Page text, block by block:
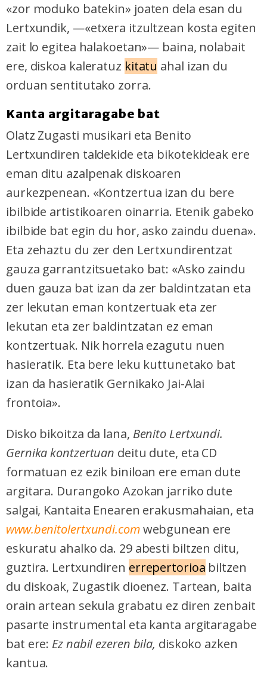
«zor moduko batekin» joaten dela esan du
Lertxundik, —«etxera itzultzean kosta egiten
zait lo egitea halakoetan»— baina, nolabait
ere, diskoa kaleratuz kitatu ahal izan du
orduan sentitutako zorra.
Kanta argitaragabe bat
Olatz Zugasti musikari eta Benito
Lertxundiren taldekide eta bikotekideak ere
eman ditu azalpenak diskoaren
aurkezpenean. «Kontzertua izan du bere
ibilbide artistikoaren oinarria. Etenik gabeko
ibilbide bat egin du hor, asko zaindu duena».
Eta zehaztu du zer den Lertxundirentzat
gauza garrantzitsuetako bat: «Asko zaindu
duen gauza bat izan da zer baldintzatan eta
zer lekutan eman kontzertuak eta zer
lekutan eta zer baldintzatan ez eman
kontzertuak. Nik horrela ezagutu nuen
hasieratik. Eta bere leku kuttunetako bat
izan da hasieratik Gernikako Jai-Alai
frontoia».
Disko bikoitza da lana, Benito Lertxundi.
Gernika kontzertuan deitu dute, eta CD
formatuan ez ezik biniloan ere eman dute
argitara. Durangoko Azokan jarriko dute
salgai, Kantaita Enearen erakusmahaian, eta
www.benitolertxundi.comwebgunean ere
eskuratu ahalko da. 29 abesti biltzen ditu,
guztira. Lertxundiren errepertorioa biltzen
du diskoak, Zugastik dioenez. Tartean, baita
orain artean sekula grabatu ez diren zenbait
pasarte instrumental eta kanta argitaragabe
bat ere: Ez nabil ezeren bila, diskoko azken
kantua.